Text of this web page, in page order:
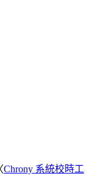
Chrony 系統校時工